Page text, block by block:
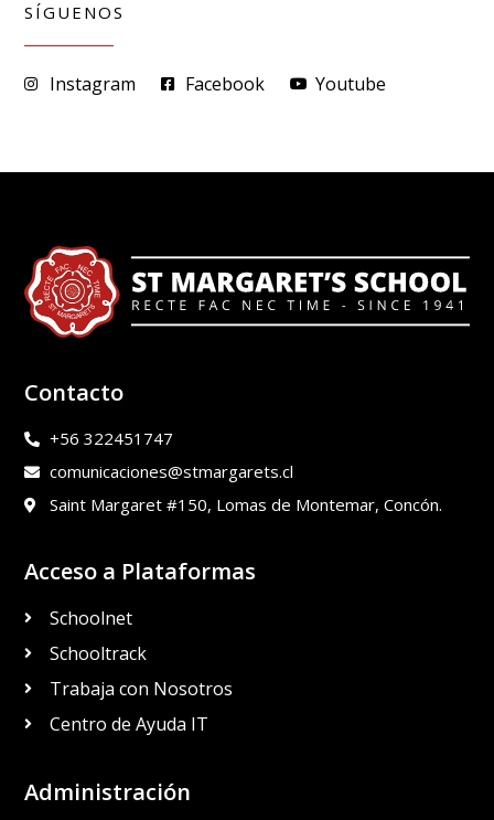
SÍGUENOS
Instagram Facebook Youtube
Contacto
+56 322451747
comunicaciones@stmargarets.cl
Saint Margaret #150, Lomas de Montemar, Concón.
Acceso a Plataformas
Schoolnet
Schooltrack
Trabaja con Nosotros
Centro de Ayuda IT
Administración